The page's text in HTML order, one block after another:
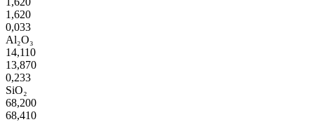
1,620
0,033
Al₂O₃
14,110
13,870
0,233
SiO₂
68,200
68,410